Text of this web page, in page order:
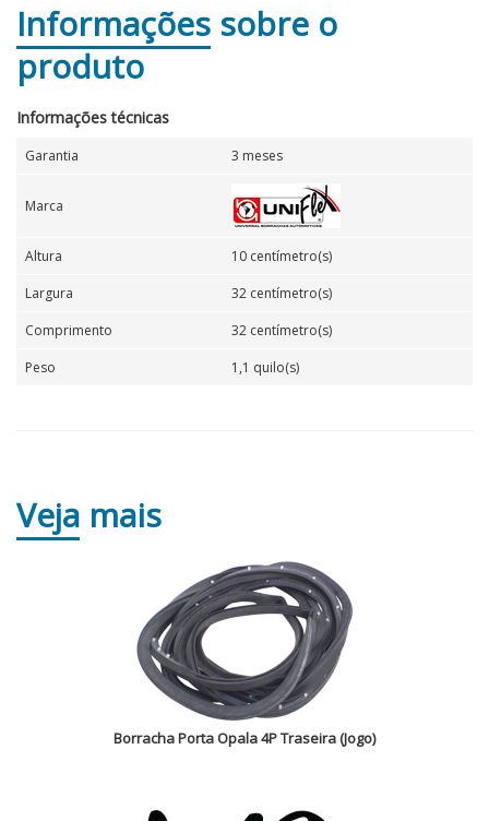
Informações sobre o
produto
Informações técnicas
Garantia 3 meses
Marca
Altura
10 centímetro(s)
Largura
32 centímetro(s)
Comprimento
32 centímetro(s)
Peso
1,1 quilo(s)
Veja mais
Borracha Porta Opala 4P Traseira (Jogo)